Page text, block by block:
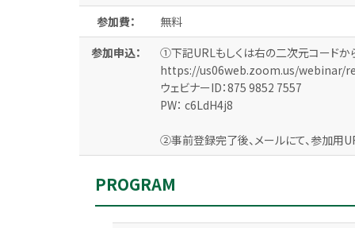
参加費：
無料
参加申込：
①下記URLもしくは右の二次元コードから
https://us06web.zoom.us/webinar/
ウェビナーID：875 9852 7557
PW： c6LdH4j8
②事前登録完了後、メールにて、参加用
PROGRAM